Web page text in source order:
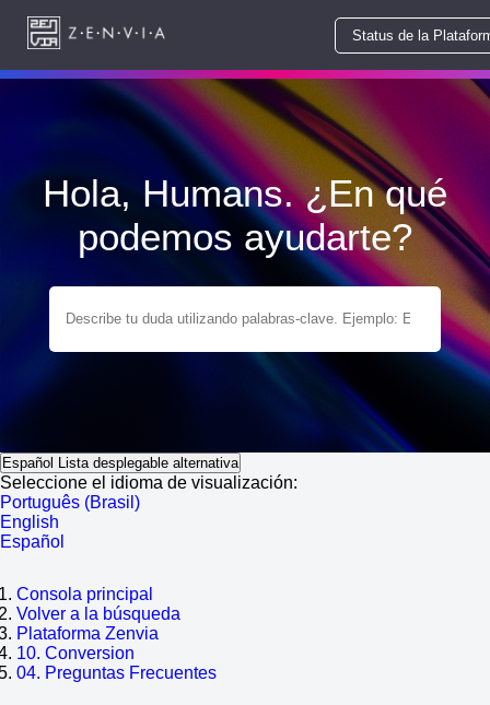
Status de la
Hola, Humans. ¿En qué
podemos ayudarte?
Español Lista desplegable alternativa
Seleccione el idioma de visualización:
Português (Brasil)
English
Español
Consola principal
Volver a la búsqueda
Plataforma Zenvia
10. Conversion
04. Preguntas Frecuentes